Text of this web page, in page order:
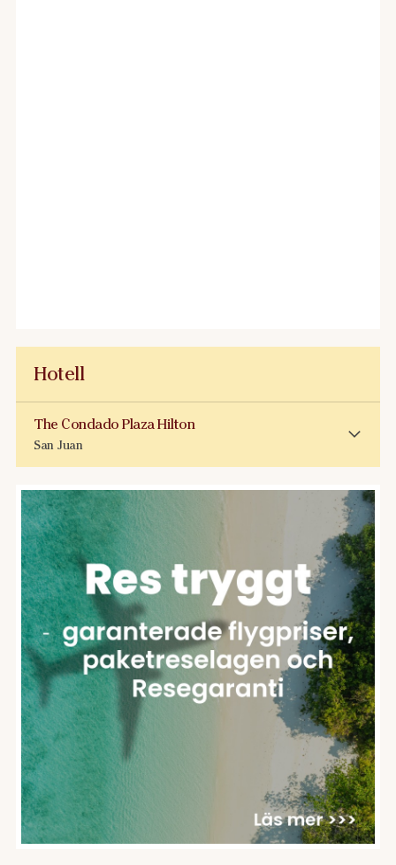
Hotell
The Condado Plaza Hilton
San Juan